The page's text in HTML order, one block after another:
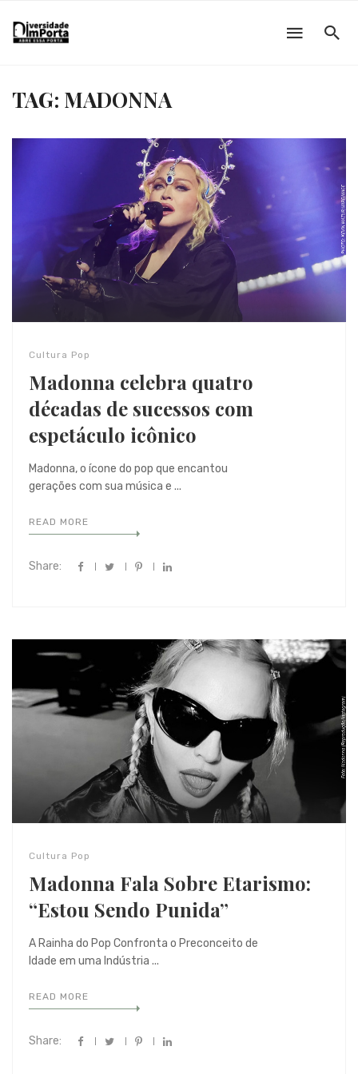
TAG: MADONNA
Cultura Pop
Madonna celebra quatro
décadas de sucessos com
espetáculo icônico
Madonna, o ícone do pop que encantou
gerações com sua música e ...
READ MORE
Share:
Cultura Pop
Madonna Fala Sobre Etarismo:
“Estou Sendo Punida”
A Rainha do Pop Confronta o Preconceito de
Idade em uma Indústria ...
READ MORE
Share: